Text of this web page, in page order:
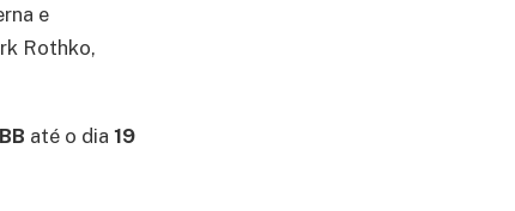
e
Rothko,
até o dia 19